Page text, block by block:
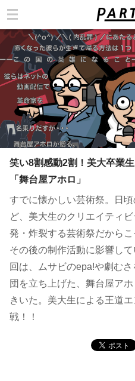
笑い8割感動2割！美大卒業
「舞台屋アホロ」
すでに懐かしい芸術祭。日
ど、美大生のクリエイティ
発・炸裂する芸術祭だから
その後の制作活動に影響し
回は、ムサビのepa!や劇む
団を立ち上げた、舞台屋ア
きいた。美大生による王道
戦！！
カテゴリ
このサイトについて